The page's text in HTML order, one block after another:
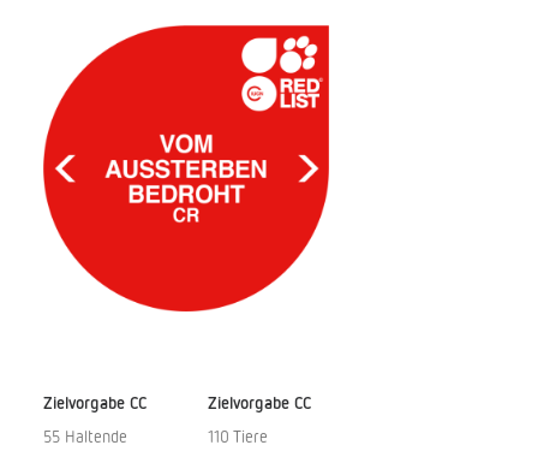
Zielvorgabe CC
55 Haltende
Zielvorgabe CC
110 Tiere